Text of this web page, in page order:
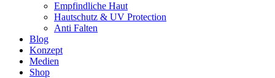
Empfindliche Haut
Hautschutz & UV Protection
Anti Falten
Blog
Konzept
Medien
Shop